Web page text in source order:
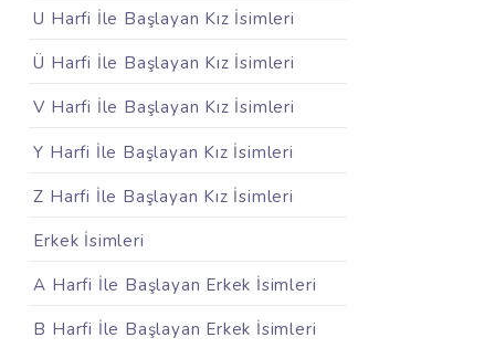
U Harfi İle Başlayan Kız İsimleri
Ü Harfi İle Başlayan Kız İsimleri
V Harfi İle Başlayan Kız İsimleri
Y Harfi İle Başlayan Kız İsimleri
Z Harfi İle Başlayan Kız İsimleri
Erkek İsimleri
A Harfi İle Başlayan Erkek İsimleri
B Harfi İle Başlayan Erkek İsimleri